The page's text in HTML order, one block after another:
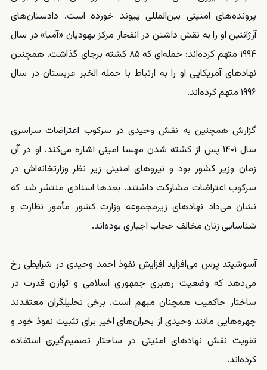
پرونده‌های امنیتی بین‌المللی پیوند خورده است. دادستان‌های
آرژانتین او را به نقش داشتن در انفجار مرکز یهودیان «آمیا» در سال
۱۹۹۴ متهم کرده‌اند؛ حمله‌ای که ۸۵ کشته برجای گذاشت. همچنین
نهادهای آمریکایی او را به ارتباط با حمله الخبر عربستان در سال
۱۹۹۶ متهم کرده‌اند.
گزارش همچنین به نقش وحیدی در سرکوب اعتراضات سراسری
سال ۱۴۰۱ پس از کشته شدن مهسا امینی اشاره می‌کند. او در آن
زمان وزیر کشور بود و نیروهای امنیتی زیر نظر وزارتخانه‌اش در
سرکوب اعتراضات مشارکت داشتند. بعدها اسنادی منتشر شد که
نشان می‌داد نهادهای زیرمجموعه وزارت کشور مأمور نظارت و
شناسایی زنان مخالف حجاب اجباری بوده‌اند.
آسوشیتد پرس می‌افزاید افزایش نفوذ احمد وحیدی در شرایطی رخ
می‌دهد که وضعیت رهبری جمهوری اسلامی و توازن قدرت در
ساختار حاکمیت همچنان مبهم است. برخی تحلیلگران معتقدند
چهره‌هایی مانند وحیدی از بحران‌های اخیر برای تثبیت نفوذ خود و
تقویت نقش نهادهای امنیتی در ساختار تصمیم‌گیری استفاده
کرده‌اند.